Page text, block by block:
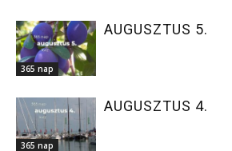
365 nap
AUGUSZTUS 5.
365 nap
AUGUSZTUS 4.